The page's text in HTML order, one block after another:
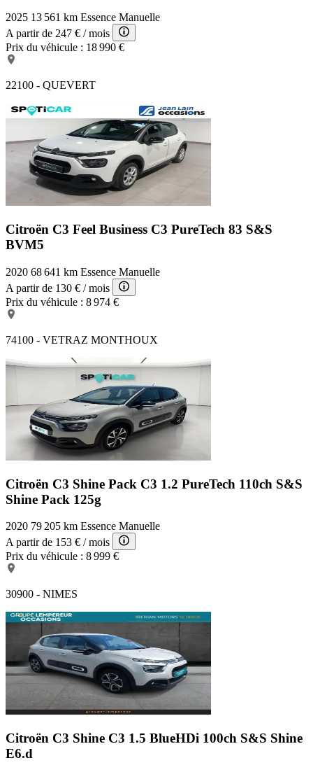
2025 13 561 km Essence Manuelle
A partir de 247 € / mois
Prix du véhicule : 18 990 €
22100 - QUEVERT
Citroën C3 Feel Business C3 PureTech 83 S&S
BVM5
2020 68 641 km Essence Manuelle
A partir de 130 € / mois
Prix du véhicule : 8 974 €
74100 - VETRAZ MONTHOUX
Citroën C3 Shine Pack C3 1.2 PureTech 110ch S&S
Shine Pack 125g
2020 79 205 km Essence Manuelle
A partir de 153 € / mois
Prix du véhicule : 8 999 €
30900 - NIMES
Citroën C3 Shine C3 1.5 BlueHDi 100ch S&S Shine
E6.d